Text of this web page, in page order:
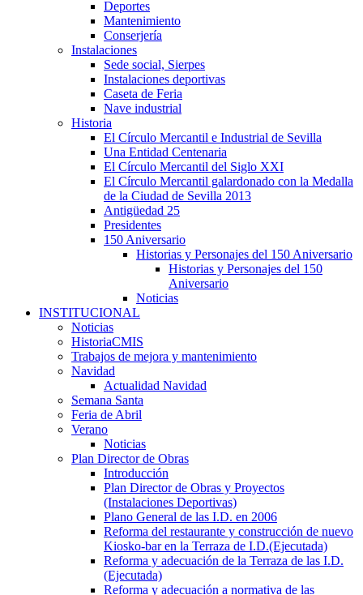
Deportes
Mantenimiento
Conserjería
Instalaciones
Sede social, Sierpes
Instalaciones deportivas
Caseta de Feria
Nave industrial
Historia
El Círculo Mercantil e Industrial de Sevilla
Una Entidad Centenaria
El Círculo Mercantil del Siglo XXI
El Círculo Mercantil galardonado con la Medalla
de la Ciudad de Sevilla 2013
Antigüedad 25
Presidentes
150 Aniversario
Historias y Personajes del 150 Aniversario
Historias y Personajes del 150
Aniversario
Noticias
INSTITUCIONAL
Noticias
HistoriaCMIS
Trabajos de mejora y mantenimiento
Navidad
Actualidad Navidad
Semana Santa
Feria de Abril
Verano
Noticias
Plan Director de Obras
Introducción
Plan Director de Obras y Proyectos
(Instalaciones Deportivas)
Plano General de las I.D. en 2006
Reforma del restaurante y construcción de nuevo
Kiosko-bar en la Terraza de I.D.(Ejecutada)
Reforma y adecuación de la Terraza de las I.D.
(Ejecutada)
Reforma y adecuación a normativa de las